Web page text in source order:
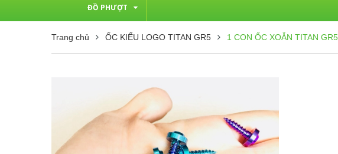
ĐỒ PHƯỢT
Trang chủ ỐC KIỂU LOGO TITAN GR5 1 CON ỐC XOẮN TITAN